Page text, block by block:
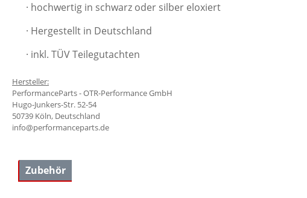
· hochwertig in schwarz oder silber eloxiert
· Hergestellt in Deutschland
· inkl. TÜV Teilegutachten
Hersteller:
PerformanceParts - OTR-Performance GmbH
Hugo-Junkers-Str. 52-54
50739 Köln, Deutschland
info@performanceparts.de
Zubehör